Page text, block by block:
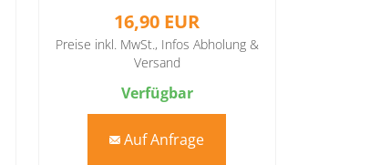
16,90 EUR
Preise inkl. MwSt., Infos Abholung &
Versand
Verfügbar
mail Auf Anfrage